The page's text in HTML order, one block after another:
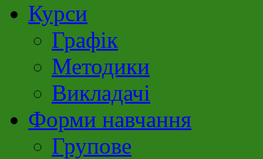
Курси
Графік
Методики
Викладачі
Форми навчання
Групове